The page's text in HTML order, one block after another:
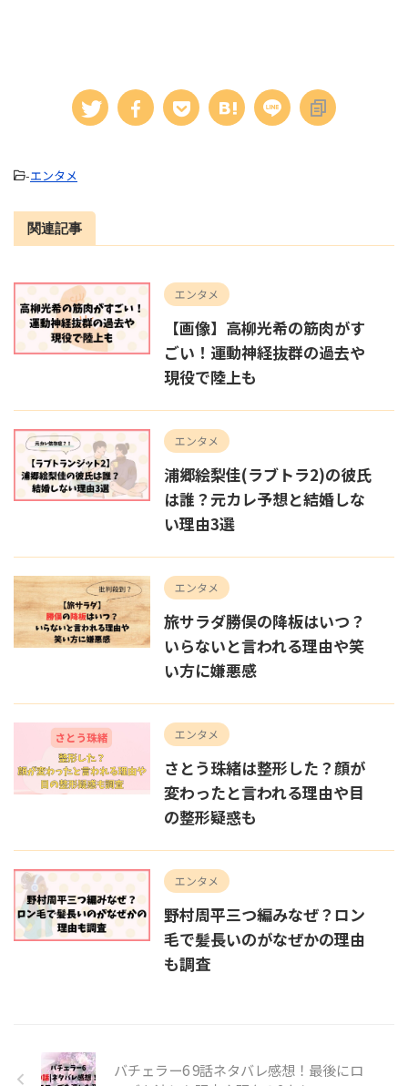
-エンタメ
関連記事
エンタメ
【画像】高柳光希の筋肉がす
ごい！運動神経抜群の過去や
現役で陸上も
エンタメ
浦郷絵梨佳(ラブトラ2)の彼氏
は誰？元カレ予想と結婚しな
い理由3選
エンタメ
旅サラダ勝俣の降板はいつ？
いらないと言われる理由や笑
い方に嫌悪感
エンタメ
さとう珠緒は整形した？顔が
変わったと言われる理由や目
の整形疑惑も
エンタメ
野村周平三つ編みなぜ？ロン
毛で髪長いのがなぜかの理由
も調査
バチェラー6 9話ネタバレ感想！最後にロ